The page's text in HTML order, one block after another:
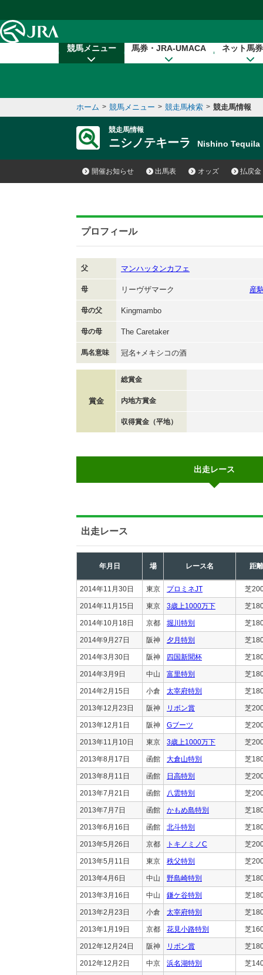
競馬メニュー 馬券・JRA-UMACA ネット馬
ホーム > 競馬メニュー > 競走馬検索 > 競走馬情報
競走馬情報
ニシノテキーラ Nishino Tequila
開催お知らせ 出馬表 オッズ 払戻金
プロフィール
父 マンハッタンカフェ
母 リーヴザマーク 産
母の父 Kingmambo
母の母 The Caretaker
馬名意味 冠名+メキシコの酒
賞金
総賞金
内地方賞金
収得賞金（平地）
出走レース
出走レース
年月日 場 レース名 距離
2014年11月30日 東京 プロミネJT 芝
2014年11月15日 東京 3歳上1000万下 芝
2014年10月18日 京都 堀川特別 芝
2014年9月27日 阪神 夕月特別 芝
2014年3月30日 阪神 四国新聞杯 芝
2014年3月9日 中山 富里特別 芝
2014年2月15日 小倉 太宰府特別 芝
2013年12月23日 阪神 リボン賞 芝
2013年12月1日 阪神 Gブーツ 芝
2013年11月10日 東京 3歳上1000万下 芝
2013年8月17日 函館 大倉山特別 芝
2013年8月11日 函館 日高特別 芝
2013年7月21日 函館 八雲特別 芝
2013年7月7日 函館 かもめ島特別 芝
2013年6月16日 函館 北斗特別 芝
2013年5月26日 京都 トキノミノC 芝
2013年5月11日 東京 秩父特別 芝
2013年4月6日 中山 野島崎特別 芝
2013年3月16日 中山 鎌ケ谷特別 芝
2013年2月23日 小倉 太宰府特別 芝
2013年1月19日 京都 花見小路特別 芝
2012年12月24日 阪神 リボン賞 芝
2012年12月2日 中京 浜名湖特別 芝